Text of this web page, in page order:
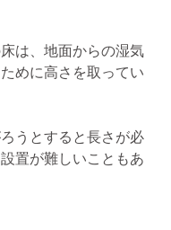
は、地面からの湿気
めに高さを取ってい
うとすると長さが必
置が難しいこともあ